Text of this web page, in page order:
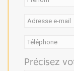
Précisez